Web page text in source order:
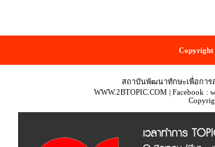
Copyright
สถาบันพัฒนาทักษะเพื่อการ
WWW.2BTOPIC.COM | Facebook :